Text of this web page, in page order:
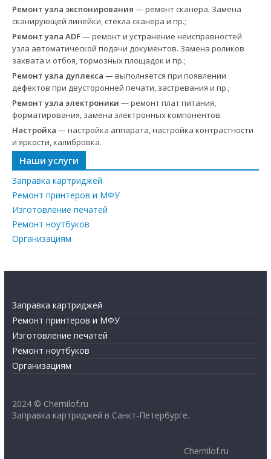
Ремонт узла экспонирования — ремонт сканера. Замена
сканирующей линейки, стекла сканера и пр.;
Ремонт узла ADF— ремонт и устранение неисправностей
узла автоматической подачи документов. Замена роликов
захвата и отбоя, тормозных площадок и пр.;
Ремонт узла дуплекса — выполняется при появлении
дефектов при двусторонней печати, застревания и пр.;
Ремонт узла электроники — ремонт плат питания,
форматирования, замена электронных компонентов.
Настройка — настройка аппарата, настройка контрастности
и яркости, калибровка.
Наши услуги
Заправка картриджей
Ремонт принтеров и МФУ
Изготовление печатей
Ремонт ноутбуков
Организациям
Заправка картриджей
Ремонт принтеров и МФУ
Изготовление печатей
Ремонт ноутбуков
Организациям
2024 © Chernilof.ru
Заправка картриджей в Санкт-Петербурге.
Chernilof.ru